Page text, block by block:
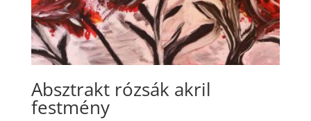
Absztrakt rózsák akril
festmény